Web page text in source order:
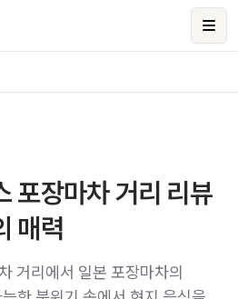
포장마차 거리 리뷰
매력
거리에서 일본 포장마차의